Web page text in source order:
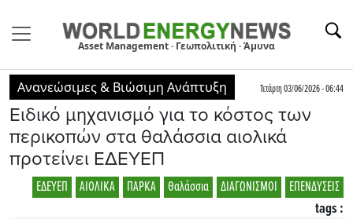
Asset Management · Γεωπολιτική · Άμυνα
Ανανεώσιμες & Βιώσιμη Ανάπτυξη Τετάρτη 03/06/2026 - 06:44
Ειδικό μηχανισμό για το κόστος των
περικοπών στα θαλάσσια αιολικά
προτείνει ΕΔΕΥΕΠ
ΕΠΕΝΔΥΣΕΙΣ
ΔΙΑΓΩΝΙΣΜΟΙ
Θαλάσσια
ΠΑΡΚΑ
ΑΙΟΛΙΚΑ
ΕΔΕΥΕΠ
tags :